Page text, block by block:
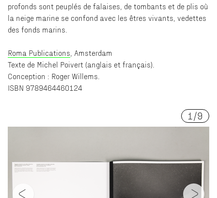
profonds sont peuplés de falaises, de tombants et de plis où
la neige marine se confond avec les êtres vivants, vedettes
des fonds marins.
Roma Publications , Amsterdam
Texte de Michel Poivert (anglais et français).
Conception : Roger Willems.
ISBN 9789464460124
1 /9